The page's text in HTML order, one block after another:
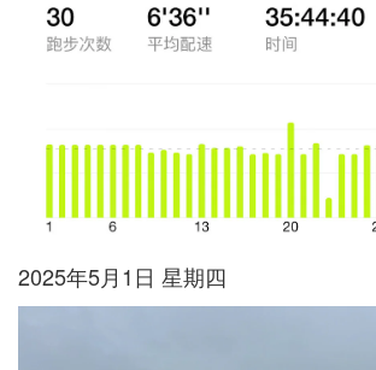
2025年5月1日 星期四